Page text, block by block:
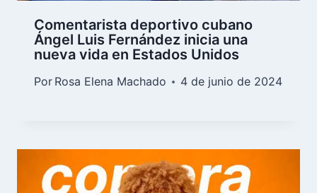
Comentarista deportivo cubano
Ángel Luis Fernández inicia una
nueva vida en Estados Unidos
Por Rosa Elena Machado 4 de junio de 2024